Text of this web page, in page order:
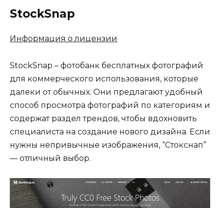
StockSnap
Информация о лицензии
StockSnap – фотобанк бесплатных фотографий
для коммерческого использования, которые
далеки от обычных. Они предлагают удобный
способ просмотра фотографий по категориям и
содержат раздел трендов, чтобы вдохновить
специалиста на создание нового дизайна. Если
нужны непривычные изображения, “Стокснап”
— отличный выбор.